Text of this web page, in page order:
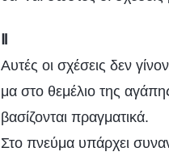
Αυτές οι σχέσεις δεν
μα στο θεμέλιο της
βασίζονται πραγματικά.
Στο πνεύμα υπάρχει